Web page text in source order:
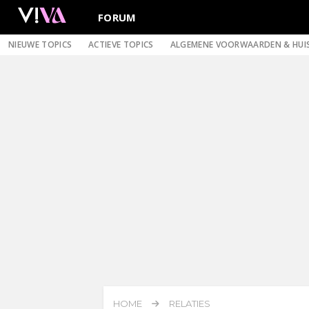
FORUM
NIEUWE TOPICS ACTIEVE TOPICS ALGEMENE VOORWAARDEN &
HOME RELATIES